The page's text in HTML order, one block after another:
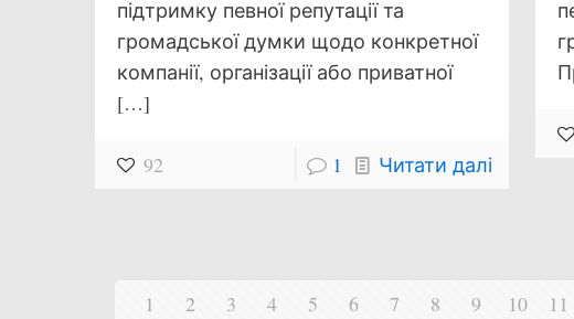
підтримку певної репутації та
громадської думки щодо конкретної
компанії, організації або приватної
[…]
92 1 Читати далі
1 2 3 4 5 6 7 8 9 10 11